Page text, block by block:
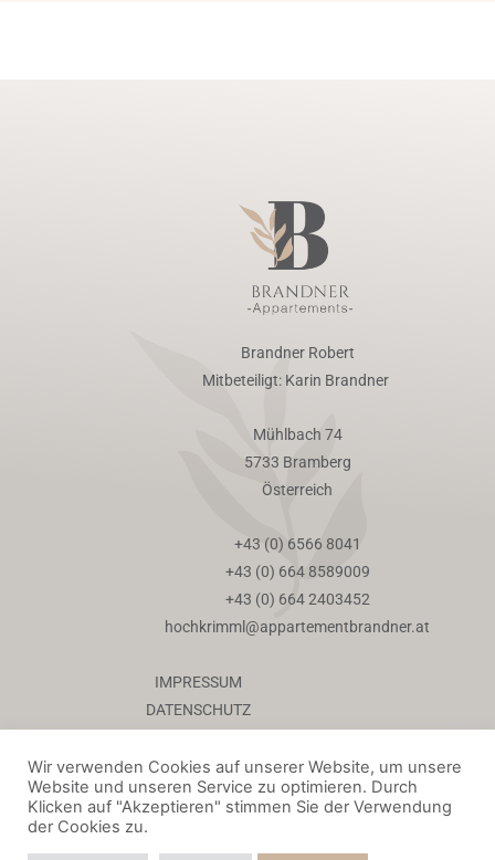
Brandner Robert
Mitbeteiligt: Karin Brandner
Mühlbach 74
5733 Bramberg
Österreich
+43 (0) 6566 8041
+43 (0) 664 8589009
+43 (0) 664 2403452
hochkrimml@appartementbrandner.at
IMPRESSUM
DATENSCHUTZ
AGB
Wir verwenden Cookies auf unserer Website, um unsere
Website und unseren Service zu optimieren. Durch
Klicken auf "Akzeptieren" stimmen Sie der Verwendung
der Cookies zu.